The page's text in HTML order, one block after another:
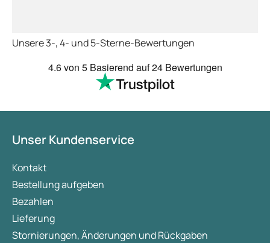
Unsere 3-, 4- und 5-Sterne-Bewertungen
4.6von 5 Basierend auf24 Bewertungen
Unser Kundenservice
Kontakt
Bestellung aufgeben
Bezahlen
Lieferung
Stornierungen, Änderungen und Rückgaben